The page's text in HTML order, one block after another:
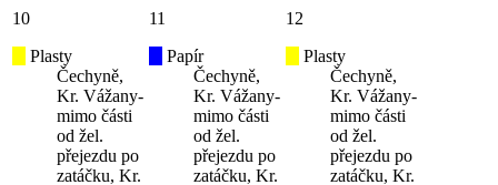
10
Plasty
Čechyně,
Kr. Vážany-
mimo části
od žel.
přejezdu po
zatáčku, Kr.
11
Papír
Čechyně,
Kr. Vážany-
mimo části
od žel.
přejezdu po
zatáčku, Kr.
12
Plasty
Čechyně,
Kr. Vážany-
mimo části
od žel.
přejezdu po
zatáčku, Kr.